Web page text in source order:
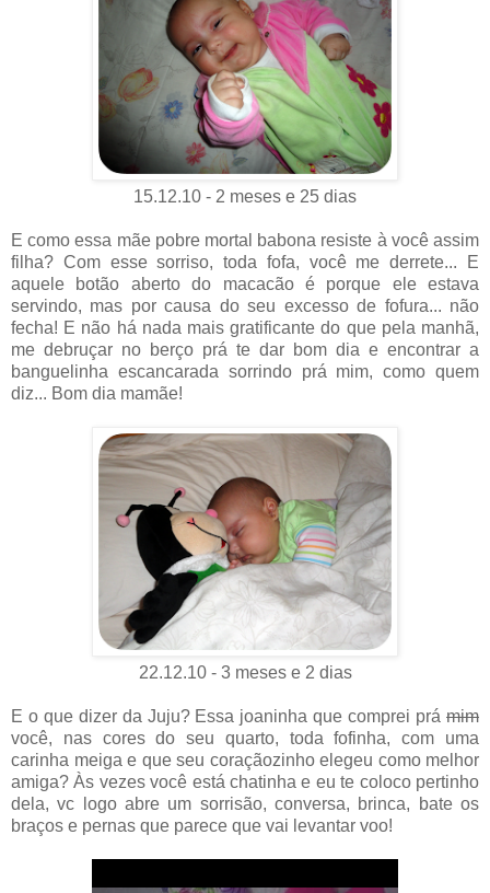
15.12.10 - 2 meses e 25 dias
E como essa mãe pobre mortal babona resiste à você assim
filha? Com esse sorriso, toda fofa, você me derrete... E
aquele botão aberto do macacão é porque ele estava
servindo, mas por causa do seu excesso de fofura... não
fecha! E não há nada mais gratificante do que pela manhã,
me debruçar no berço prá te dar bom dia e encontrar a
banguelinha escancarada sorrindo prá mim, como quem
diz... Bom dia mamãe!
22.12.10 - 3 meses e 2 dias
E o que dizer da Juju? Essa joaninha que comprei prá mim
você, nas cores do seu quarto, toda fofinha, com uma
carinha meiga e que seu coraçãozinho elegeu como melhor
amiga? Às vezes você está chatinha e eu te coloco pertinho
dela, vc logo abre um sorrisão, conversa, brinca, bate os
braços e pernas que parece que vai levantar voo!